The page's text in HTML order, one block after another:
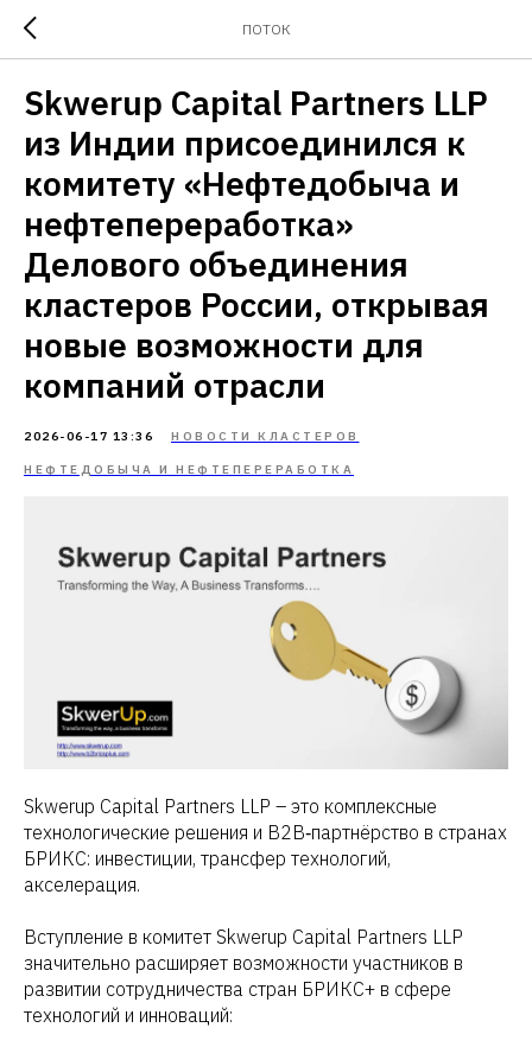
ПОТОК
Skwerup Capital Partners LLP
из Индии присоединился к
комитету «Нефтедобыча и
нефтепереработка»
Делового объединения
кластеров России, открывая
новые возможности для
компаний отрасли
2026-06-17 13:36 НОВОСТИ КЛАСТЕРОВ
НЕФТЕДОБЫЧА И НЕФТЕПЕРЕРАБОТКА
Skwerup Capital Partners LLP – это комплексные
технологические решения и B2B‑партнёрство в странах
БРИКС: инвестиции, трансфер технологий,
акселерация.
Вступление в комитет Skwerup Capital Partners LLP
значительно расширяет возможности участников в
развитии сотрудничества стран БРИКС+ в сфере
технологий и инноваций: